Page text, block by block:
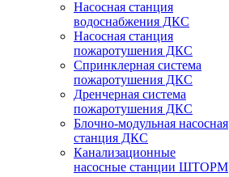
Насосная станция
водоснабжения ДКС
Насосная станция
пожаротушения ДКС
Спринклерная система
пожаротушения ДКС
Дренчерная система
пожаротушения ДКС
Блочно-модульная насосная
станция ДКС
Канализационные
насосные станции ШТОРМ